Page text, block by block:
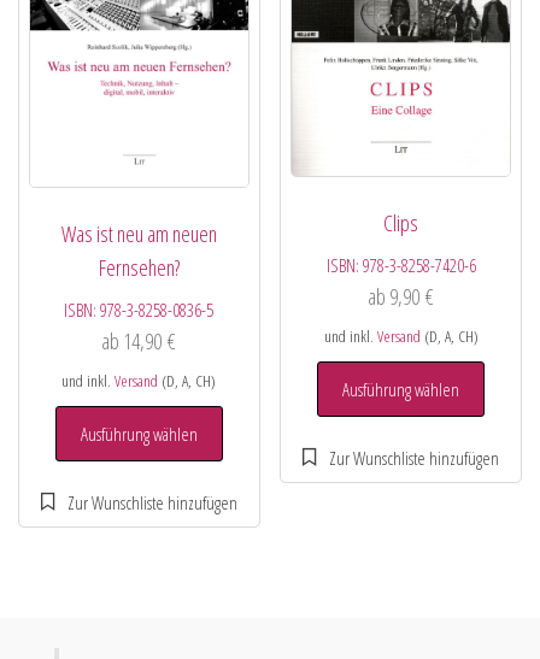
Was ist neu am neuen
Fernsehen?
ISBN:978-3-8258-0836-5
ab 14,90€
und inkl.Versand (D, A, CH)
Ausführung wählen
Clips
ISBN: 978-3-8258-7420-6
ab 9,90€
und inkl. Versand (D, A, CH)
Ausführung wählen